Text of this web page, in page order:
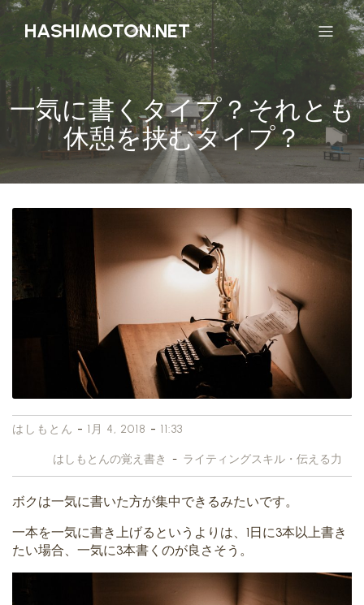
HASHIMOTON.NET
一気に書くタイプ？それとも
休憩を挟むタイプ？
はしもとん - 1月 4, 2018 - 11:33
はしもとんの覚え書き - ライティングスキル・伝える力
ボクは一気に書いた方が集中できるみたいです。
一本を一気に書き上げるというよりは、1日に3本以上書き
たい場合、一気に3本書くのが良さそう。